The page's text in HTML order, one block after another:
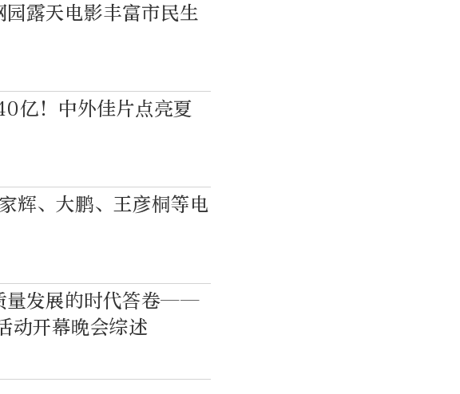
露天电影丰富市民生
亿！中外佳片点亮夏
辉、大鹏、王彦桐等电
量发展的时代答卷——
动开幕晚会综述